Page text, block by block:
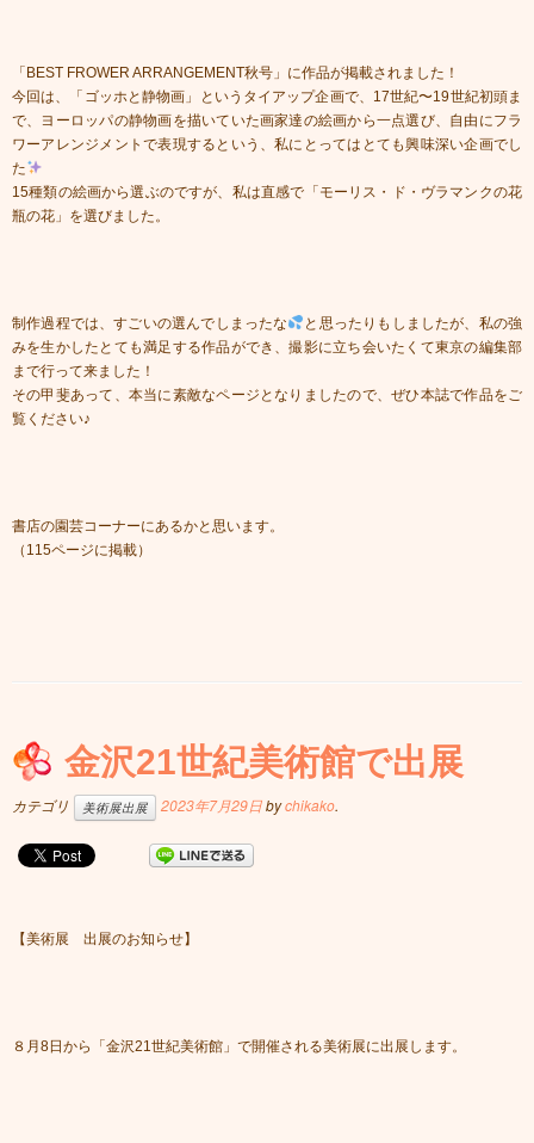
「BEST FROWER ARRANGEMENT秋号」に作品が掲載されました！
今回は、「ゴッホと静物画」というタイアップ企画で、17世紀〜19世紀初頭ま
で、ヨーロッパの静物画を描いていた画家達の絵画から一点選び、自由にフラ
ワーアレンジメントで表現するという、私にとってはとても興味深い企画でし
た
15種類の絵画から選ぶのですが、私は直感で「モーリス・ド・ヴラマンクの花
瓶の花」を選びました。
制作過程では、すごいの選んでしまったな
と思ったりもしましたが、私の強
みを生かしたとても満足する作品ができ、撮影に立ち会いたくて東京の編集部
まで行って来ました！
その甲斐あって、本当に素敵なページとなりましたので、ぜひ本誌で作品をご
覧ください♪
書店の園芸コーナーにあるかと思います。
（115ページに掲載）
金沢21世紀美術館で出展
カテゴリ 美術展出展 2023年7月29日bychikako.
【美術展 出展のお知らせ】
８月8日から「金沢21世紀美術館」で開催される美術展に出展します。